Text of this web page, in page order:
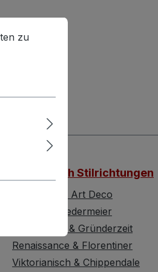
Möbel nach Stilrichtungen
Jugendstil & Art Deco
Barock & Biedermeier
Historismus & Gründerzeit
Renaissance & Florentiner
Viktorianisch & Chippendale
zu können.
Mehr Informationen ...
zu